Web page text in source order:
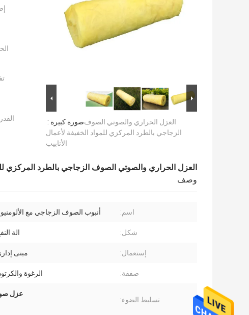
صورة كبيرة :العزل الحراري والصوتي الصوف
الزجاجي بالطرد المركزي للمواد الخفيفة لأعمال
الأنابيب
العزل الحراري والصوتي الصوف الزجاجي بالطرد المركزي
وصف
اسم: أنبوب الصوف الزجاجي مع
شكل: الة
إستعمال: مبنى
صفقة: الرغوة
تسليط الضوء:
عزل